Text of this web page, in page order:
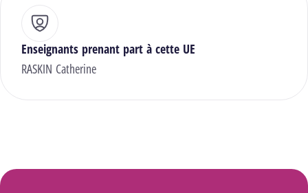
Enseignants prenant part à cette UE
RASKIN Catherine